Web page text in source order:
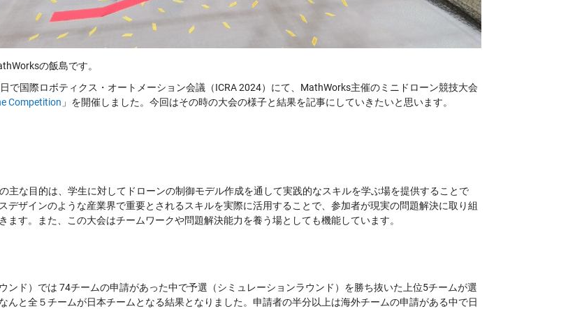
の飯島です。
で国際ロボティクス・オートメーション会議（ICRA 2024）にて、MathWorks主催のミニドローン競技大会
Competition 」を開催しました。今回はその時の大会の様子と結果を記事にしていきたいと思います。
主な目的は、学生に対してドローンの制御モデル作成を通して実践的なスキルを学ぶ場を提供することで
デザインのような産業界で重要とされるスキルを実際に活用することで、参加者が現実の問題解決に取り組
ます。また、この大会はチームワークや問題解決能力を養う場としても機能しています。
ンド）では 74チームの申請があった中で予選（シミュレーションラウンド）を勝ち抜いた上位5チームが選
んと全５チームが日本チームとなる結果となりました。申請者の半分以上は海外チームの申請がある中で日